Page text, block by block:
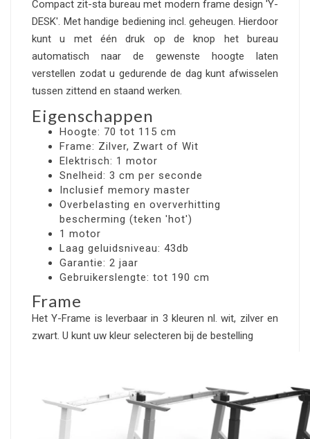
Compact zit-sta bureau met modern frame design 'Y-
DESK'. Met handige bediening incl. geheugen. Hierdoor
kunt u met één druk op de knop het bureau
automatisch naar de gewenste hoogte laten
verstellen zodat u gedurende de dag kunt afwisselen
tussen zittend en staand werken.
Eigenschappen
Hoogte: 70 tot 115 cm
Frame: Zilver, Zwart of Wit
Elektrisch: 1 motor
Snelheid: 3 cm per seconde
Inclusief memory master
Overbelasting en oververhitting
bescherming (teken 'hot')
1 motor
Laag geluidsniveau: 43db
Garantie: 2 jaar
Gebruikerslengte: tot 190 cm
Frame
Het Y-Frame is leverbaar in 3 kleuren nl. wit, zilver en
zwart. U kunt uw kleur selecteren bij de bestelling